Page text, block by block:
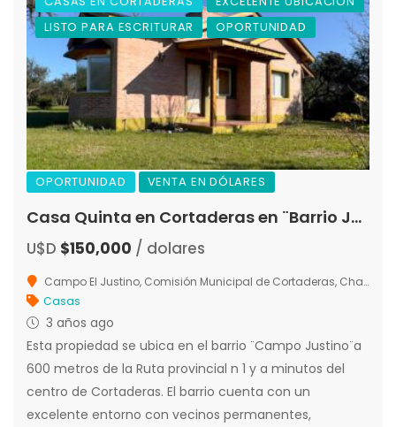
LISTO PARA ESCRITURAR
OPORTUNIDAD
OPORTUNIDAD VENTA EN DÓLARES
Casa Quinta en Cortaderas en ¨Barrio Justino¨
U$D $150,000 / dolares
Campo El Justino, Comisión Municipal de Cortaderas, Chacabuco, San Luis, 5883, Argentina
Casas
3 años ago
Esta propiedad se ubica en el barrio ¨Campo Justino¨a
600 metros de la Ruta provincial n 1 y a minutos del
centro de Cortaderas. El barrio cuenta con un
excelente entorno con vecinos permanentes,